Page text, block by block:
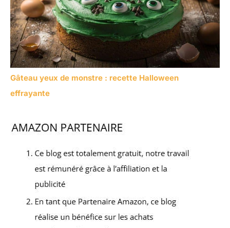
Gâteau yeux de monstre : recette Halloween
effrayante